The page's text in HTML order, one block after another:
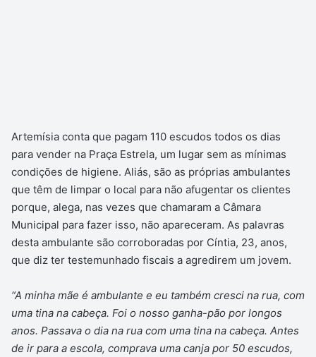
Artemísia conta que pagam 110 escudos todos os dias
para vender na Praça Estrela, um lugar sem as mínimas
condições de higiene. Aliás, são as próprias ambulantes
que têm de limpar o local para não afugentar os clientes
porque, alega, nas vezes que chamaram a Câmara
Municipal para fazer isso, não apareceram. As palavras
desta ambulante são corroboradas por Cíntia, 23, anos,
que diz ter testemunhado fiscais a agredirem um jovem.
“A minha mãe é ambulante e eu também cresci na rua, com
uma tina na cabeça. Foi o nosso ganha-pão por longos
anos. Passava o dia na rua com uma tina na cabeça. Antes
de ir para a escola, comprava uma canja por 50 escudos,